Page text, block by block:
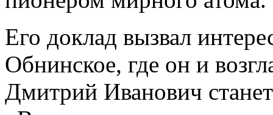
Его доклад вызвал
Обнинское, где он и
Дмитрий Иванович